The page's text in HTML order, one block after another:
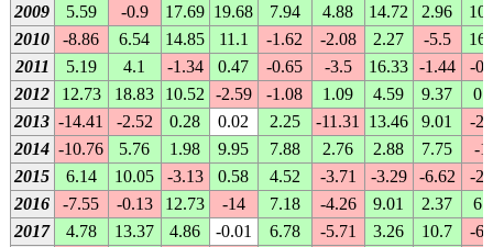
2009
5.59 -0.9 17.69 19.68 7.94 4.88 14.72 2.96
2010
-8.86 6.54 14.85 11.1 -1.62 -2.08 2.27 -5.5
2011
5.19 4.1 -1.34 0.47 -0.65 -3.5 16.33 -1.44
-
2012
12.73 18.83 10.52 -2.59 -1.08 1.09 4.59 9.37
2013 -14.41 -2.52 0.28 0.02 2.25 -11.31 13.46 9.01
-
2014 -10.76 5.76 1.98 9.95 7.88 2.76 2.88 7.75
-
2015
6.14 10.05 -3.13 0.58 4.52 -3.71 -3.29 -6.62
-
2016
-7.55 -0.13 12.73 -14 7.18 -4.26 9.01 2.37
2017
4.78 13.37 4.86 -0.01 6.78 -5.71 3.26 10.7
-